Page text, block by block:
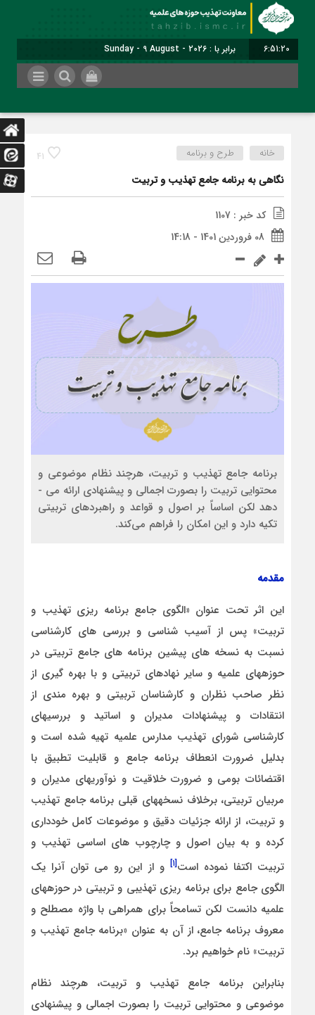
6:51:21 برابر با : Sunday - 9 August - 2026
41 خانه طرح و برنامه
نگاهی به برنامه جامع تهذیب و تربیت
کد خبر : 1107
08 فروردین 1401 - 14:18
برنامه جامع تهذیب و تربیت، هرچند نظام موضوعی و
محتوایی تربیت را بصورت اجمالی و پیشنهادی ارائه می ­
دهد لکن اساساً بر اصول و قواعد و راهبردهای تربیتی
تکیه دارد و این امکان را فراهم می‌کند.
مقدمه
این اثر تحت عنوان «الگوی جامع برنامه ­ریزی تهذیب و
تربیت» پس از آسیب­ شناسی و بررسی­ های کارشناسی
نسبت به نسخه­ های پیشین برنامه­ های جامع تربیتی در
حوزه­های علمیه و سایر نهادهای تربیتی و با بهره ­گیری از
نظر صاحب­ نظران و کارشناسان تربیتی و بهره ­مندی از
انتقادات و پیشنهادات مدیران و اساتید و بررسی­های
کارشناسی شورای تهذیب مدارس علمیه تهیه شده است و
بدلیل ضرورت انعطاف برنامه جامع و قابلیت تطبیق با
اقتضائات بومی و ضرورت خلاقیت و نوآوری­های مدیران و
مربیان تربیتی، برخلاف نسخه­های قبلی برنامه­ جامع تهذیب
و تربیت، از ارائه جزئیات دقیق و موضوعات کامل خودداری
کرده و به بیان اصول و چارچوب­ های اساسی تهذیب و
تربیت اکتفا نموده است[۱]
و از این رو می ­توان آنرا یک
الگوی جامع برای برنامه ­ریزی تهذیبی و تربیتی در حوزه­های
علمیه دانست لکن تسامحاً برای همراهی با واژه مصطلح و
معروف برنامه جامع، از آن به عنوان «برنامه جامع تهذیب و
تربیت» نام خواهیم برد.
بنابراین برنامه جامع تهذیب و تربیت، هرچند نظام
موضوعی و محتوایی تربیت را بصورت اجمالی و پیشنهادی